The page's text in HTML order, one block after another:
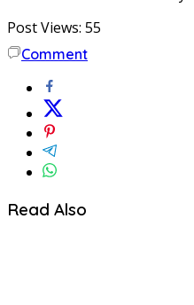
Post Views: 55
Comment
Read Also